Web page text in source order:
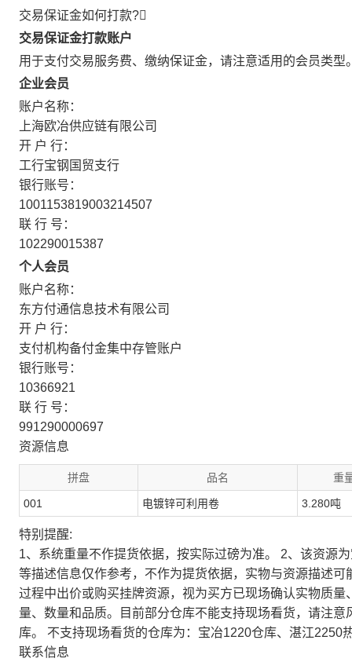
交易保证金如何打款?
交易保证金打款账户
用于支付交易服务费、缴纳保证金，请注意适用的会员类型
企业会员
账户名称：
上海欧冶供应链有限公司
开 户 行：
工行宝钢国贸支行
银行账号：
1001153819003214507
联 行 号：
102290015387
个人会员
账户名称：
东方付通信息技术有限公司
开 户 行：
支付机构备付金集中存管账户
银行账号：
10366921
联 行 号：
991290000697
资源信息
拼盘 品名 重
001 电镀锌可利用卷 3.280吨
特别提醒:
1、系统重量不作提货依据，按实际过磅为准。 2、该资源
等描述信息仅作参考，不作为提货依据，实物与资源描述
过程中出价或购买挂牌资源，视为买方已现场确认实物质
量、数量和品质。目前部分仓库不能支持现场看货，请注
库。 不支持现场看货的仓库为：宝冶1220仓库、湛江2250
联系信息